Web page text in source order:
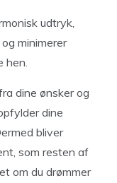
udtryk,
minimerer
hen.
dine ønsker og
dine
bliver
som resten af
om du drømmer